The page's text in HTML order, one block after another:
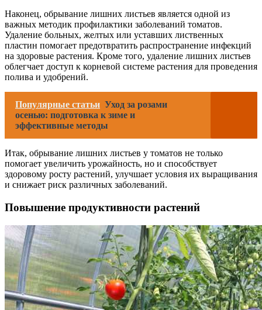
Наконец, обрывание лишних листьев является одной из
важных методик профилактики заболеваний томатов.
Удаление больных, желтых или уставших лиственных
пластин помогает предотвратить распространение инфекций
на здоровые растения. Кроме того, удаление лишних листьев
облегчает доступ к корневой системе растения для проведения
полива и удобрений.
Популярные статьи Уход за розами
осенью: подготовка к зиме и
эффективные методы
Итак, обрывание лишних листьев у томатов не только
помогает увеличить урожайность, но и способствует
здоровому росту растений, улучшает условия их выращивания
и снижает риск различных заболеваний.
Повышение продуктивности растений